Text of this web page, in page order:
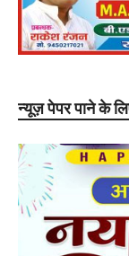
न्यूज़ पेपर पाने के